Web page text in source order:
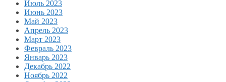
Июль 2023
Июнь 2023
Май 2023
Апрель 2023
Март 2023
Февраль 2023
Январь 2023
Декабрь 2022
Ноябрь 2022